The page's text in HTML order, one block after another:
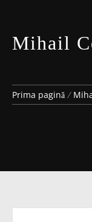
Mihail
Prima pagină